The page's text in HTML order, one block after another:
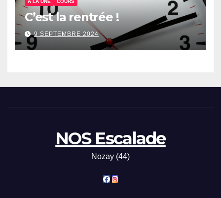
A LA UNE COURS
C’est la rentrée !
9 SEPTEMBRE 2024
NOS Escalade
Nozay (44)